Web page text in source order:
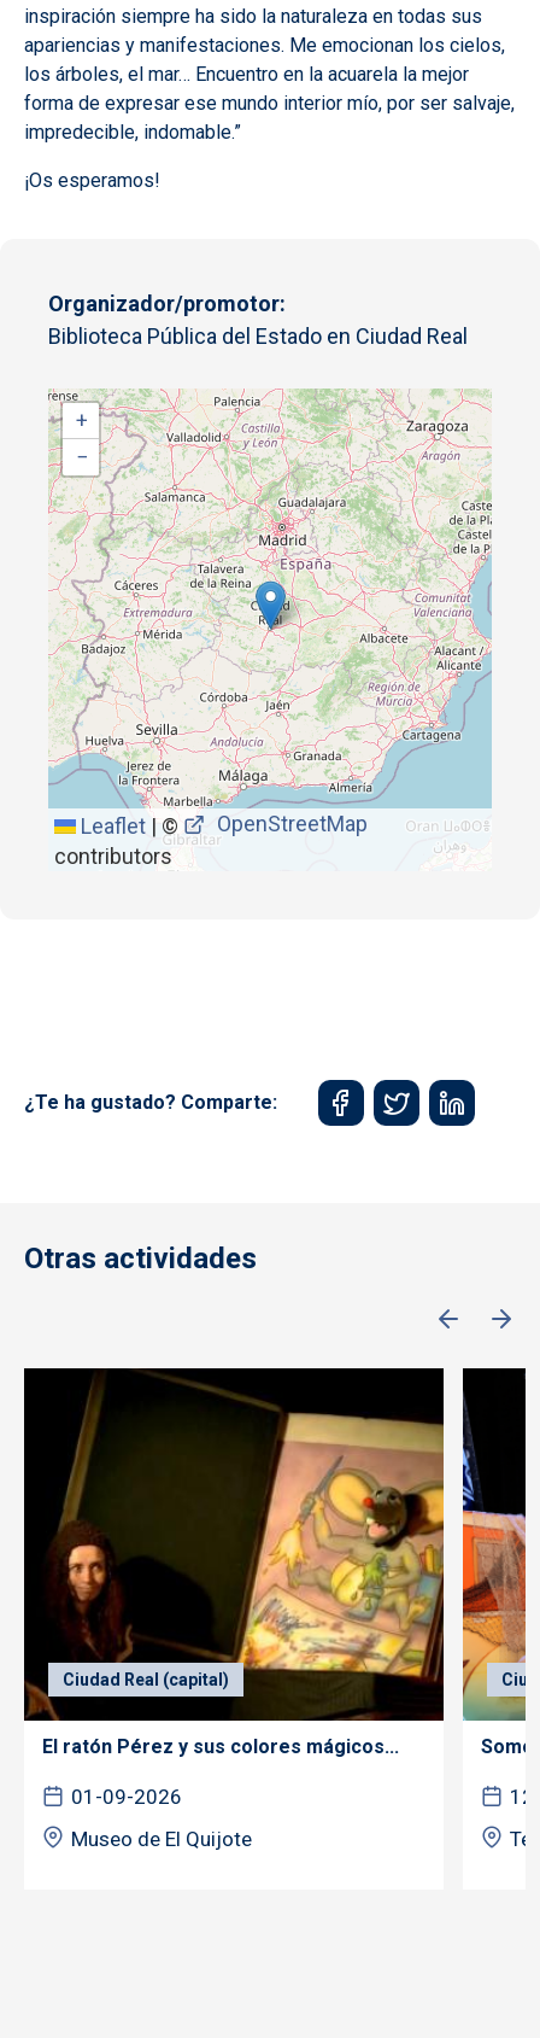
inspiración siempre ha sido la naturaleza en todas sus
apariencias y manifestaciones. Me emocionan los cielos,
los árboles, el mar… Encuentro en la acuarela la mejor
forma de expresar ese mundo interior mío, por ser salvaje,
impredecible, indomable.”
¡Os esperamos!
Organizador/promotor
Biblioteca Pública del Estado en Ciudad Real
+
−
Leaflet | ©
OpenStreetMap
contributors
¿Te ha gustado? Comparte:
Otras actividades
Ciudad Real (capital)
El ratón Pérez y sus colores mágicos...
01-09-2026
Museo de El Quijote